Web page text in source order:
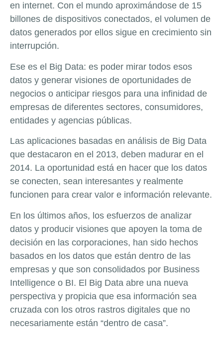
en internet. Con el mundo aproximándose de 15
billones de dispositivos conectados, el volumen de
datos generados por ellos sigue en crecimiento sin
interrupción.
Ese es el Big Data: es poder mirar todos esos
datos y generar visiones de oportunidades de
negocios o anticipar riesgos para una infinidad de
empresas de diferentes sectores, consumidores,
entidades y agencias públicas.
Las aplicaciones basadas en análisis de Big Data
que destacaron en el 2013, deben madurar en el
2014. La oportunidad está en hacer que los datos
se conecten, sean interesantes y realmente
funcionen para crear valor e información relevante.
En los últimos años, los esfuerzos de analizar
datos y producir visiones que apoyen la toma de
decisión en las corporaciones, han sido hechos
basados en los datos que están dentro de las
empresas y que son consolidados por Business
Intelligence o BI. El Big Data abre una nueva
perspectiva y propicia que esa información sea
cruzada con los otros rastros digitales que no
necesariamente están “dentro de casa”.